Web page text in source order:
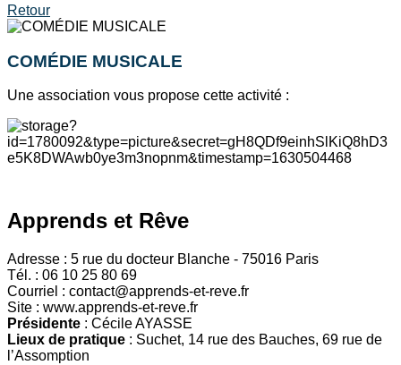
Retour
COMÉDIE MUSICALE
Une association vous propose cette activité :
Apprends et Rêve
Adresse : 5 rue du docteur Blanche - 75016 Paris
Tél. : 06 10 25 80 69
Courriel : contact@apprends-et-reve.fr
Site : www.apprends-et-reve.fr
Présidente : Cécile AYASSE
Lieux de pratique : Suchet, 14 rue des Bauches, 69 rue de
l’Assomption